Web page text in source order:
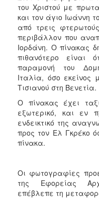
του Χριστού με
και τον άγιο Ιωάννη
από τρεις
περιβάλλον που
Ιορδάνη. Ο πίνακας
πιθανότερο είναι
παραμονή του
Ιταλία, όσο εκείνος
Τισιανού στη Βενετία.
Ο πίνακας έχει
εξωτερικό, και εν
ενδεικτικό της
προς τον Ελ Γκρέκο
πίνακα.
Οι φωτογραφίες
της Εφορείας
επέβλεπε τη